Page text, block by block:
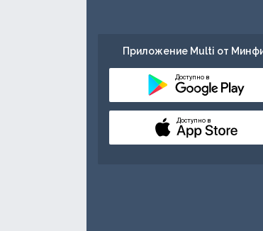
Приложение Multi от
Доступно в
Доступно в